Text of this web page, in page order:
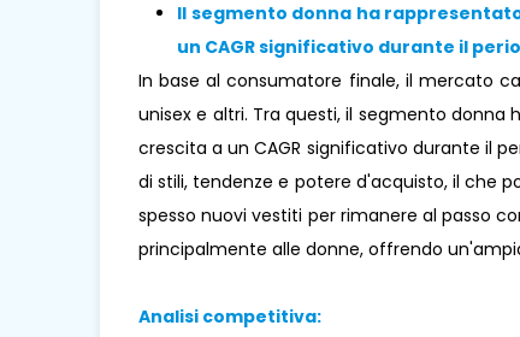
Il segmento donna ha
un CAGR significativo durante il
In base al consumatore finale, il mercato
unisex e altri. Tra questi, il segmento
crescita a un CAGR significativo durante il
di stili, tendenze e potere d'acquisto, il che
spesso nuovi vestiti per rimanere al passo
principalmente alle donne, offrendo
Analisi competitiva: